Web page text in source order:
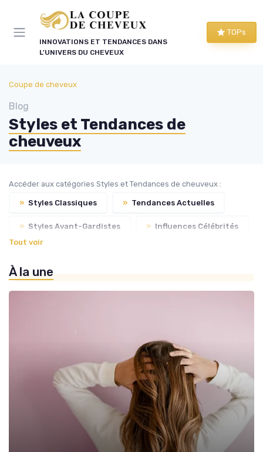
INNOVATIONS ET TENDANCES DANS
L'UNIVERS DU CHEVEUX
TOPs
Coupe de cheveux
Blog
Styles et Tendances de
cheuveux
Accéder aux catégories Styles et Tendances de cheuveux :
» Styles Classiques » Tendances Actuelles
» Styles Avant-Gardistes » Influences Célébrités
Tout voir
À la une